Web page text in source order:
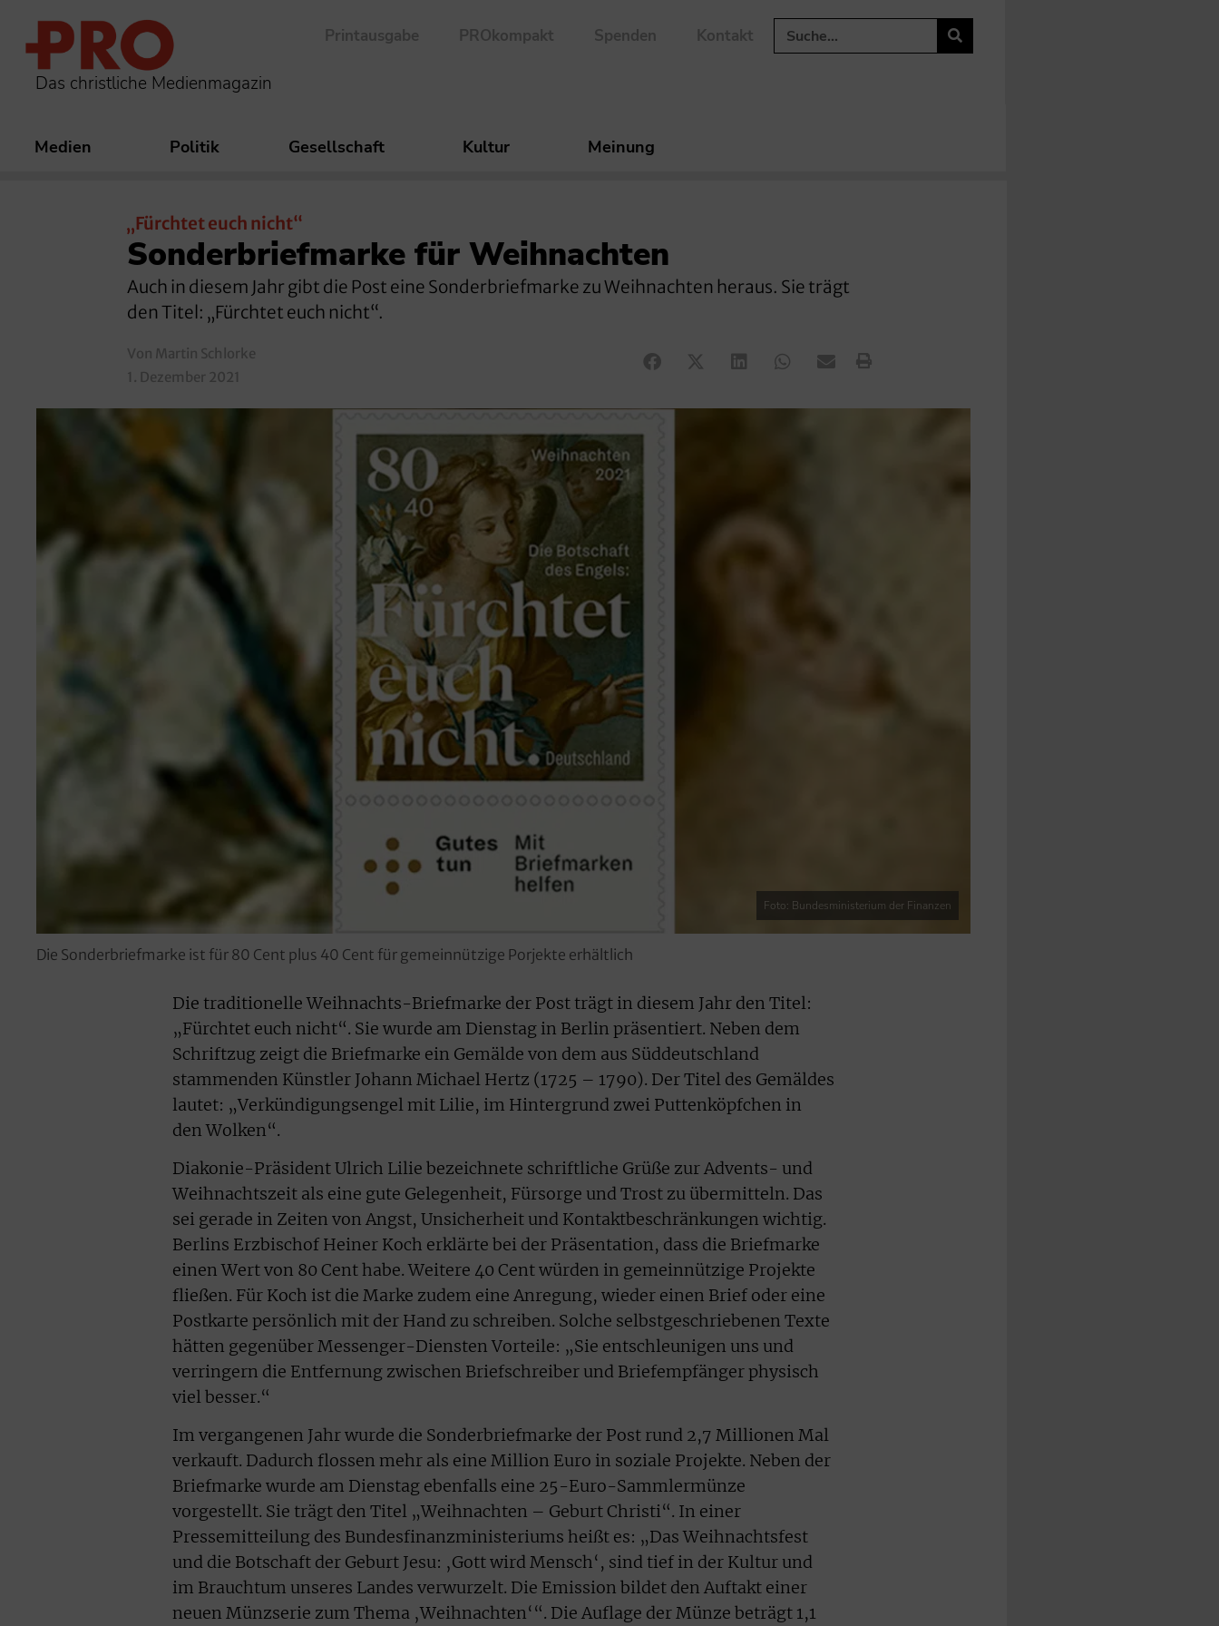
Das christliche Medienmagazin
Printausgabe PROkompakt Spenden Kontakt
Medien Politik Gesellschaft Kultur Meinung
„Fürchtet euch nicht“
Sonderbriefmarke für Weihnachten
Auch in diesem Jahr gibt die Post eine Sonderbriefmarke zu Weihnachten heraus. Sie trägt
den Titel: „Fürchtet euch nicht“.
Von Martin Schlorke
1. Dezember 2021
Foto: Bundesministerium der Finanzen
Die Sonderbriefmarke ist für 80 Cent plus 40 Cent für gemeinnützige Porjekte erhältlich
Die traditionelle Weihnachts-Briefmarke der Post trägt in diesem Jahr den Titel:
„Fürchtet euch nicht“. Sie wurde am Dienstag in Berlin präsentiert. Neben dem
Schriftzug zeigt die Briefmarke ein Gemälde von dem aus Süddeutschland
stammenden Künstler Johann Michael Hertz (1725 – 1790). Der Titel des Gemäldes
lautet: „Verkündigungsengel mit Lilie, im Hintergrund zwei Puttenköpfchen in
den Wolken“.
Diakonie-Präsident Ulrich Lilie bezeichnete schriftliche Grüße zur Advents- und
Weihnachtszeit als eine gute Gelegenheit, Fürsorge und Trost zu übermitteln. Das
sei gerade in Zeiten von Angst, Unsicherheit und Kontaktbeschränkungen wichtig.
Berlins Erzbischof Heiner Koch erklärte bei der Präsentation, dass die Briefmarke
einen Wert von 80 Cent habe. Weitere 40 Cent würden in gemeinnützige Projekte
fließen. Für Koch ist die Marke zudem eine Anregung, wieder einen Brief oder eine
Postkarte persönlich mit der Hand zu schreiben. Solche selbstgeschriebenen Texte
hätten gegenüber Messenger-Diensten Vorteile: „Sie entschleunigen uns und
verringern die Entfernung zwischen Briefschreiber und Briefempfänger physisch
viel besser.“
Im vergangenen Jahr wurde die Sonderbriefmarke der Post rund 2,7 Millionen Mal
verkauft. Dadurch flossen mehr als eine Million Euro in soziale Projekte. Neben der
Briefmarke wurde am Dienstag ebenfalls eine 25-Euro-Sammlermünze
vorgestellt. Sie trägt den Titel „Weihnachten – Geburt Christi“. In einer
Pressemitteilung des Bundesfinanzministeriums heißt es: „Das Weihnachtsfest
und die Botschaft der Geburt Jesu: ‚Gott wird Mensch‘, sind tief in der Kultur und
im Brauchtum unseres Landes verwurzelt. Die Emission bildet den Auftakt einer
neuen Münzserie zum Thema ‚Weihnachten‘“. Die Auflage der Münze beträgt 1,1